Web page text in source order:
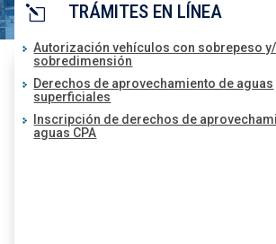
l TRÁMITES EN LÍNEA
Autorización vehículos con sobrepeso
sobredimensión
Derechos de aprovechamiento de aguas
superficiales
Inscripción de derechos de
aguas CPA